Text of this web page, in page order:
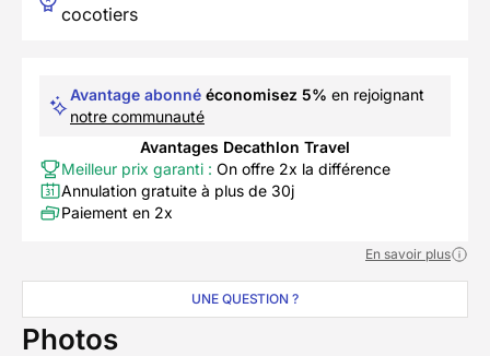
cocotiers
Avantage abonné économisez 5% en rejoignant
notre communauté
Avantages Decathlon Travel
Meilleur prix garanti : On offre 2x la différence
Annulation gratuite à plus de 30j
Paiement en 2x
En savoir plus
UNE QUESTION ?
Photos